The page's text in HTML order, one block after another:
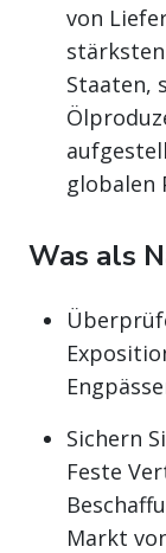
von
Staaten,
globalen
Was als
Sichern
Feste
Markt